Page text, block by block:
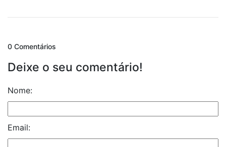
0 Comentários
Deixe o seu comentário!
Nome:
Email: